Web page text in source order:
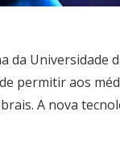
da Universidade
permitir aos
A nova